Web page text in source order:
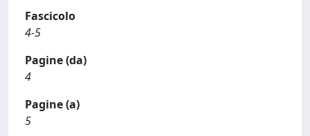
Fascicolo
4-5
Pagine (da)
4
Pagine (a)
5